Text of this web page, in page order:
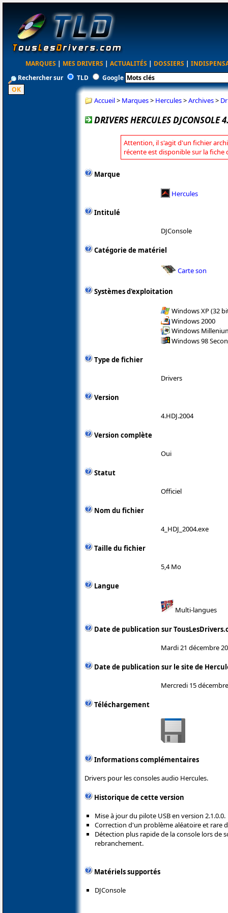
MARQUES | MES DRIVERS | ACTUALITÉS | DOSSIERS |
Rechercher sur
TLD Google
Accueil> Marques> Hercules>Archives>
DRIVERS HERCULES DJCONSOLE
Attention, il s'agit d'un fichier
récente est disponible sur la fiche
Marque
Hercules
Intitulé
DJConsole
Catégorie de matériel
Carte son
Systèmes d'exploitation
Windows XP (32
Windows 2000
Windows
Windows 98
Type de fichier
Drivers
Version
4.HDJ.2004
Version complète
Oui
Statut
Officiel
Nom du fichier
4_HDJ_2004.exe
Taille du fichier
5,4 Mo
Langue
Multi-langues
Date de publication sur
Mardi 21 décembre
Date de publication sur le site de
Mercredi 15
Téléchargement
Informations complémentaires
Drivers pour les consoles audio Hercules.
Historique de cette version
Mise à jour du pilote USB en version 2.1.0.0.
Correction d'un problème aléatoire et rare
Détection plus rapide de la console lors de
rebranchement.
Matériels supportés
DJConsole